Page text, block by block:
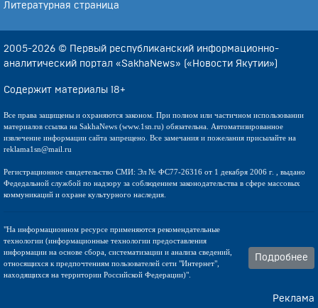
Литературная страница
2005-2026 © Первый республиканский информационно-
аналитический портал «SakhaNews» («Новости Якутии»)
Содержит материалы 18+
Все права защищены и охраняются законом. При полном или частичном использовании
материалов ссылка на SakhaNews (www.1sn.ru) обязательна. Автоматизированное
извлечение информации сайта запрещено. Все замечания и пожелания присылайте на
reklama1sn@mail.ru
Регистрационное свидетельство СМИ: Эл № ФС77-26316 от 1 декабря 2006 г. , выдано
Федедальной службой по надзору за соблюдением законодательства в сфере массовых
коммуникаций и охране культурного наследия.
"На информационном ресурсе применяются рекомендательные
технологии (информационные технологии предоставления
информации на основе сбора, систематизации и анализа сведений,
относящихся к предпочтениям пользователей сети "Интернет",
находящихся на территории Российской Федерации)".
Подробнее
Реклама